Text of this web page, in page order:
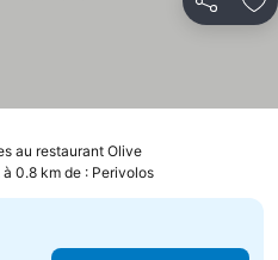
Partager
au restaurant Olive
à 0.8 km de : Perivolos